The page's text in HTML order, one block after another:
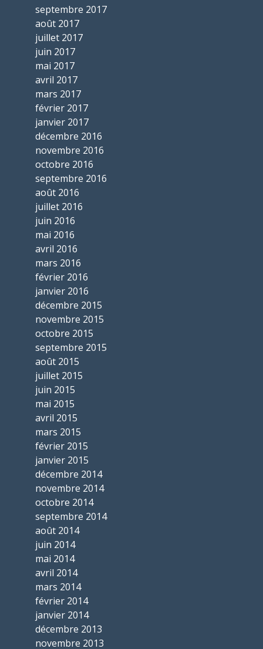
septembre 2017
août 2017
juillet 2017
juin 2017
mai 2017
avril 2017
mars 2017
février 2017
janvier 2017
décembre 2016
novembre 2016
octobre 2016
septembre 2016
août 2016
juillet 2016
juin 2016
mai 2016
avril 2016
mars 2016
février 2016
janvier 2016
décembre 2015
novembre 2015
octobre 2015
septembre 2015
août 2015
juillet 2015
juin 2015
mai 2015
avril 2015
mars 2015
février 2015
janvier 2015
décembre 2014
novembre 2014
octobre 2014
septembre 2014
août 2014
juin 2014
mai 2014
avril 2014
mars 2014
février 2014
janvier 2014
décembre 2013
novembre 2013